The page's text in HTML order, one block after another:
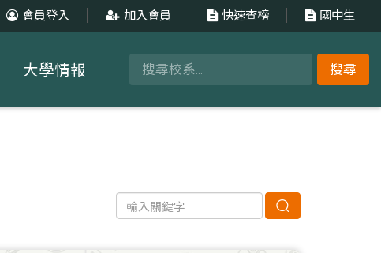
會員登入 加入會員 快速查榜 國中生
搜尋
大學情報